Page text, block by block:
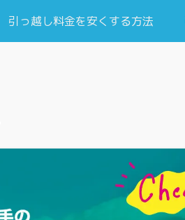
引っ越し料金を安くする方法